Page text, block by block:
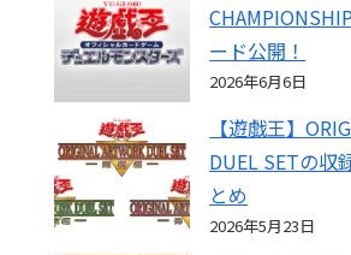
ード公開！
2026年6月6日
【遊戯王】
DUEL SETの収
とめ
2026年5月23日